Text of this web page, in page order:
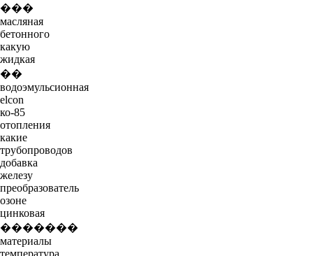
���
масляная
бетонного
какую
жидкая
��
водоэмульсионная
elcon
ко-85
отопления
какие
трубопроводов
добавка
железу
преобразователь
озоне
цинковая
�������
материалы
температура